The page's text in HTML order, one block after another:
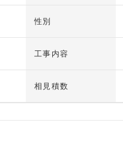
性別
工事内容
相見積数